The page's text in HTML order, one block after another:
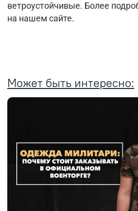
ветроустойчивые. Более
на нашем сайте.
Может быть интересно: